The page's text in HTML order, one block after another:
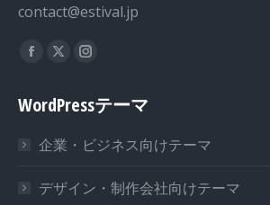
contact@estival.jp
私達を見つけてください：
Facebook
opens
new
window
X
opens
new
window
Instagram
opens
new
window
WordPressテーマ
企業・ビジネス向けテーマ
デザイン・制作会社向けテーマ